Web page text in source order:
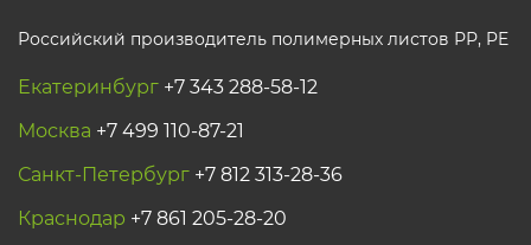
Российский производитель полимерных листов РР, PE
Екатеринбург +7 343 288-58-12
Москва +7 499 110-87-21
Санкт-Петербург +7 812 313-28-36
Краснодар +7 861 205-28-20